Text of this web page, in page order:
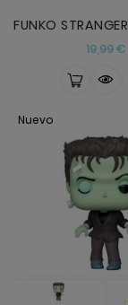
19,99 €
Nuevo